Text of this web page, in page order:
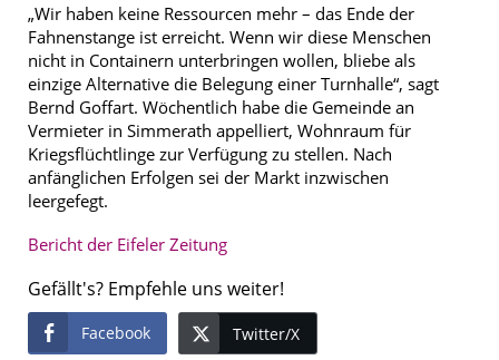
„Wir haben keine Ressourcen mehr – das Ende der
Fahnenstange ist erreicht. Wenn wir diese Menschen
nicht in Containern unterbringen wollen, bliebe als
einzige Alternative die Belegung einer Turnhalle“, sagt
Bernd Goffart. Wöchentlich habe die Gemeinde an
Vermieter in Simmerath appelliert, Wohnraum für
Kriegsflüchtlinge zur Verfügung zu stellen. Nach
anfänglichen Erfolgen sei der Markt inzwischen
leergefegt.
Bericht der Eifeler Zeitung
Gefällt's? Empfehle uns weiter!
Facebook Twitter/X